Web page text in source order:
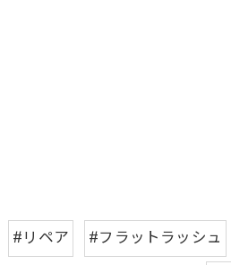
#リペア #フラットラッシュ